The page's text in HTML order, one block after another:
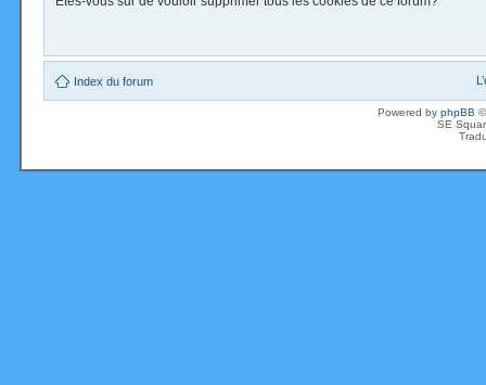
Index du forum
Powered by phpBB
SE